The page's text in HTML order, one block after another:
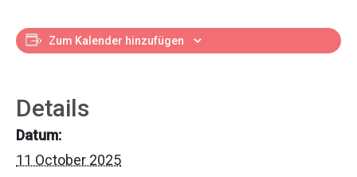
Zum Kalender hinzufügen
Details
Datum:
11 October 2025